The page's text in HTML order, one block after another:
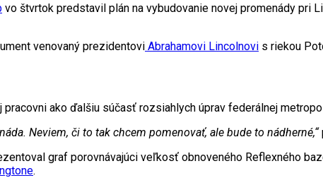
vo štvrtok predstavil plán na vybudovanie novej promenády pri
venovaný prezidentovi Abrahamovi Lincolnovi s riekou
pracovni ako ďalšiu súčasť rozsiahlych úprav federálnej
Neviem, či to tak chcem pomenovať, ale bude to nádherné,“
graf porovnávajúci veľkosť obnoveného Reflexného
.